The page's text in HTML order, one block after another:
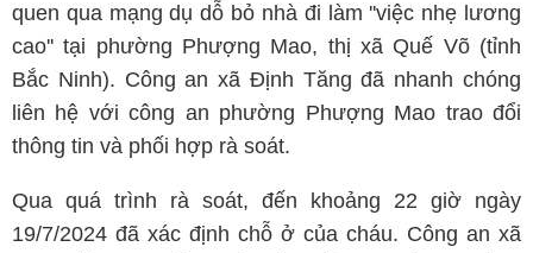
quen qua mạng dụ dỗ bỏ nhà đi làm ''việc nhẹ lương
cao'' tại phường Phượng Mao, thị xã Quế Võ (tỉnh
Bắc Ninh). Công an xã Định Tăng đã nhanh chóng
liên hệ với công an phường Phượng Mao trao đổi
thông tin và phối hợp rà soát.
Qua quá trình rà soát, đến khoảng 22 giờ ngày
19/7/2024 đã xác định chỗ ở của cháu. Công an xã